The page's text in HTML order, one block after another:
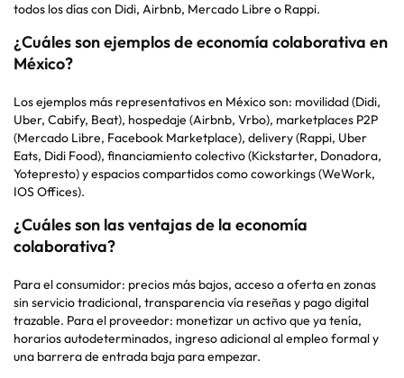
todos los días con Didi, Airbnb, Mercado Libre o Rappi.
¿Cuáles son ejemplos de economía colaborativa en
México?
Los ejemplos más representativos en México son: movilidad (Didi,
Uber, Cabify, Beat), hospedaje (Airbnb, Vrbo), marketplaces P2P
(Mercado Libre, Facebook Marketplace), delivery(Rappi, Uber
Eats, Didi Food), financiamiento colectivo (Kickstarter, Donadora,
Yotepresto) y espacios compartidos comocoworkings(WeWork,
IOS Offices).
¿Cuáles son las ventajas de la economía
colaborativa?
Para el consumidor: precios más bajos, acceso a oferta en zonas
sin servicio tradicional, transparencia vía reseñas y pago digital
trazable. Para el proveedor: monetizar un activo que ya tenía,
horarios autodeterminados, ingreso adicional al empleo formal y
una barrera de entrada baja para empezar.